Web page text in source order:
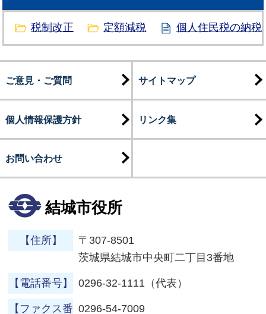
税制改正 定額減税 個人住民税の納税
ご意見・ご質問 サイトマップ
個人情報保護方針 リンク集
お問い合わせ
結城市役所
【住所】
〒307-8501
茨城県結城市中央町二丁目3番地
【電話番号】 0296-32-1111（代表）
【ファクス番 0296-54-7009